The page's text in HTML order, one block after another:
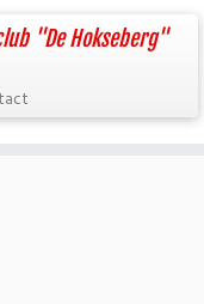
"De Hokseberg"